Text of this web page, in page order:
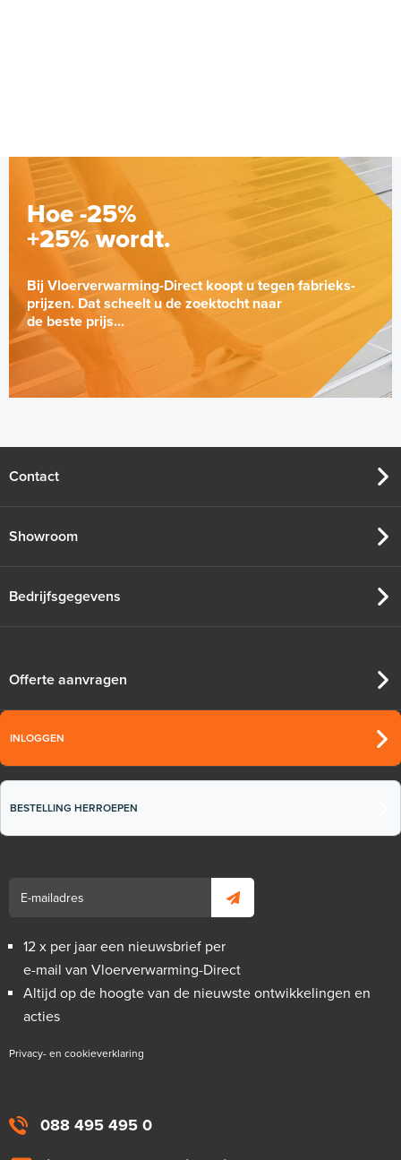
Hoe -25%
+25% wordt.
Bij Vloerverwarming-Direct koopt u tegen fabrieks-
prijzen. Dat scheelt u de zoektocht naar
de beste prijs...
088 495 495 0
Contact
Showroom
Bedrijfsgegevens
Offerte aanvragen
INLOGGEN
BESTELLING HERROEPEN
12 x per jaar een nieuwsbrief per
e-mail van Vloerverwarming-Direct
Altijd op de hoogte van de nieuwste ontwikkelingen en
acties
Privacy- en cookieverklaring